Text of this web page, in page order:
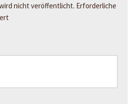
nicht veröffentlicht. Erforderliche